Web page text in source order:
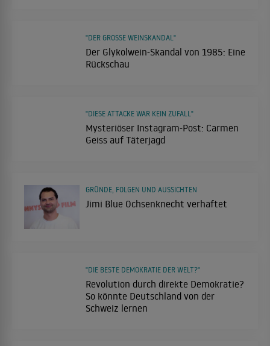
Der Glykolwein-Skandal von 1985: Eine
Rückschau
"DER GROSSE WEINSKANDAL"
Mysteriöser Instagram-Post: Carmen
Geiss auf Täterjagd
"DIESE ATTACKE WAR KEIN ZUFALL"
Jimi Blue Ochsenknecht verhaftet
GRÜNDE, FOLGEN UND AUSSICHTEN
Revolution durch direkte Demokratie?
So könnte Deutschland von der
Schweiz lernen
"DIE BESTE DEMOKRATIE DER WELT?"